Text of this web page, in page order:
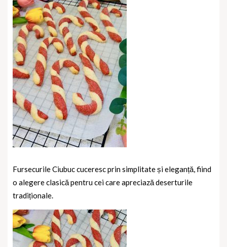
Fursecurile Ciubuc cuceresc prin simplitate și eleganță, fiind
o alegere clasică pentru cei care apreciază deserturile
tradiționale.